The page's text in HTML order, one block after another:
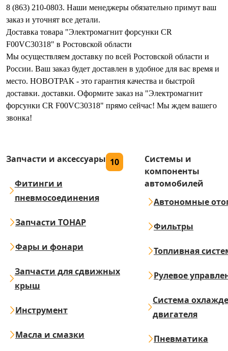
8 (863) 210-0803. Наши менеджеры обязательно примут ваш
заказ и уточнят все детали.
Доставка товара "Электромагнит форсунки CR
F00VC30318" в Ростовской области
Мы осуществляем доставку по всей Ростовской области и
России. Ваш заказ будет доставлен в удобное для вас время и
место. НОВОТРАК - это гарантия качества и быстрой
доставки. доставки. Оформите заказ на "Электромагнит
форсунки CR F00VC30318" прямо сейчас! Мы ждем вашего
звонка!
Запчасти и аксессуары 10
Фитинги и
пневмосоединения
Запчасти ТОНАР
Фары и фонари
Запчасти для сдвижных
крыш
Инструмент
Масла и смазки
Системы и
компоненты
автомобилей
Автономные
Фильтры
Топливная
Рулевое
Система
двигателя
Пневматика